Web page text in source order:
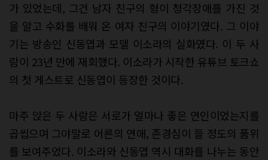
가 있었는데, 그건 남자 친구의 형이 청각장애를 가진 것
을 알고 수화를 배워 온 여자 친구의 이야기였다. 그 이야
기는 방송인 신동엽과 모델 이소라의 실화였다. 이 두 사
람이 23년 만에 재회했다. 이소라가 시작한 유튜브 토크쇼
의 첫 게스트로 신동엽이 등장한 것이다.
마주 앉은 두 사람은 서로가 얼마나 좋은 연인이었는지를
곱씹으며 그야말로 어른의 연애, 존경심이 들 정도의 품위
를 보여주었다. 이소라와 신동엽 역시 대화를 나누는 동안